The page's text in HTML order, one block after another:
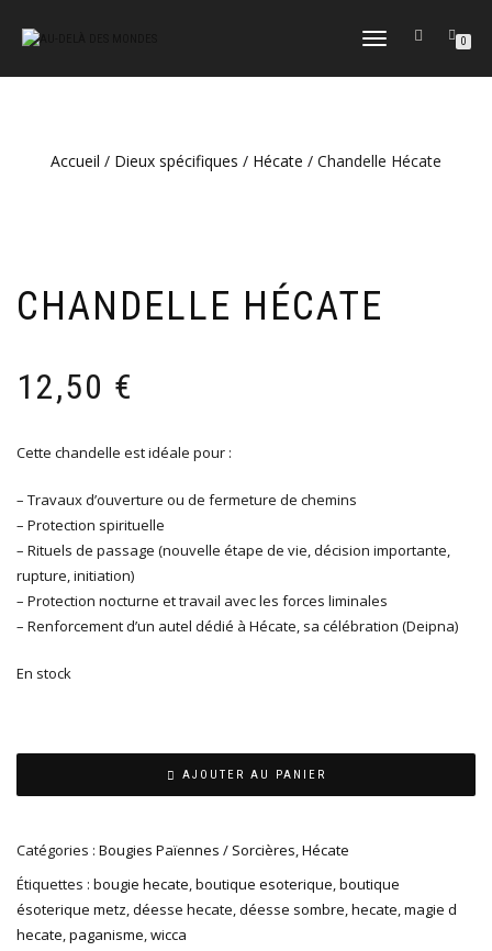
DÉPLIER
NAVIGATION
0
Accueil / Dieux spécifiques / Hécate / Chandelle Hécate
CHANDELLE HÉCATE
12,50 €
Cette chandelle est idéale pour :
– Travaux d’ouverture ou de fermeture de chemins
– Protection spirituelle
– Rituels de passage (nouvelle étape de vie, décision importante,
rupture, initiation)
– Protection nocturne et travail avec les forces liminales
– Renforcement d’un autel dédié à Hécate, sa célébration (Deipna)
En stock
AJOUTER AU PANIER
Catégories : Bougies Païennes / Sorcières,Hécate
Étiquettes : bougie hecate,boutique esoterique,boutique
ésoterique metz,déesse hecate,déesse sombre,hecate,magie d
hecate,paganisme,wicca